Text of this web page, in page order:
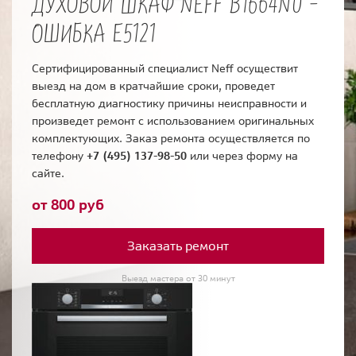
ОШИБКА E5121
Сертифицированный специалист Neff осуществит
выезд на дом в кратчайшие сроки, проведет
бесплатную диагностику причины неисправности и
произведет ремонт с использованием оригинальных
комплектующих. Заказ ремонта осуществляется по
телефону +7 (495) 137-98-50 или через форму на
сайте.
от 800 руб
Заказать ремонт
Выезд мастера от 30 минут